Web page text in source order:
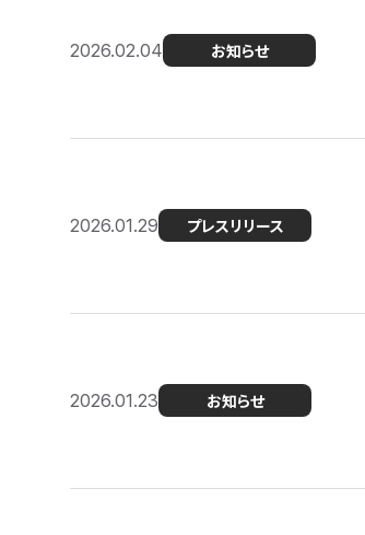
2026.02.04 お知らせ
2026.01.29 プレスリリース
2026.01.23 お知らせ